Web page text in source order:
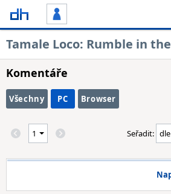
Tamale Loco: Rumble in
Komentáře
Všechny PC Browser
Seřadit: